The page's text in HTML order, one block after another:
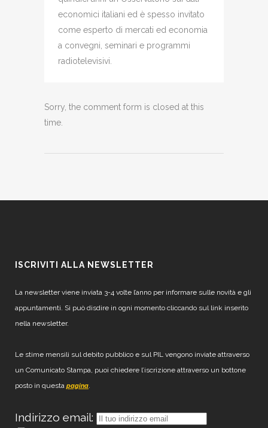
economici italiani ed è spesso invitato
come esperto di mercati ed economia
a convegni, seminari e programmi
radiotelevisivi.
Sorry, the comment form is closed at this
time.
ISCRIVITI ALLA NEWSLETTER
La newsletter viene inviata 3-4 volte l’anno per informare sulle novità e gli
appuntamenti. Si può disdire in ogni momento cliccando sul link inserito
nella newsletter.
Le stime mensili sul debito pubblico e sul PIL vengono inviate attraverso
un Comunicato Stampa, puoi chiedere l’iscrizione attraverso un bottone
posto in questa pagina.
Indirizzo email: